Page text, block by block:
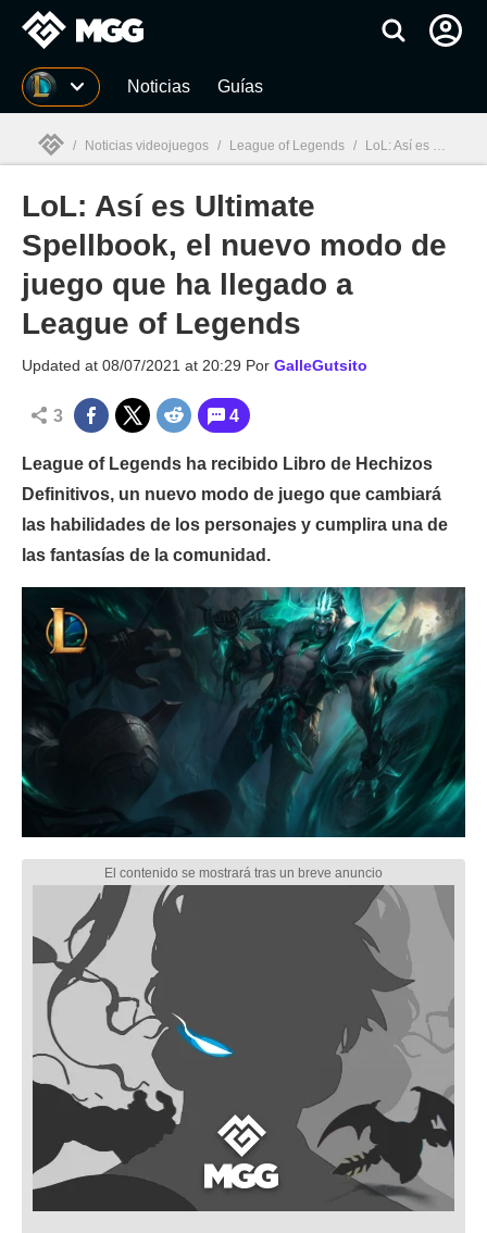
MGG Noticias Guías
MGG
/ Noticias videojuegos / League of Legends / LoL: Así es Ultimate Spellbook, el nuevo modo de juego que ha llegado a League of Legends
LoL: Así es Ultimate
Spellbook, el nuevo modo de
juego que ha llegado a
League of Legends
Updated at 08/07/2021 at 20:29 Por GalleGutsito
3 4
League of Legends ha recibido Libro de Hechizos
Definitivos, un nuevo modo de juego que cambiará
las habilidades de los personajes y cumplira una de
las fantasías de la comunidad.